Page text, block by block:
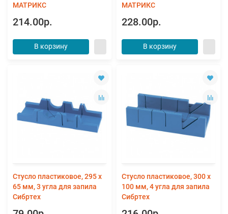
МАТРИКС
214.00р.
В корзину
МАТРИКС
228.00р.
В корзину
Стусло пластиковое, 295 х
65 мм, 3 угла для запила
Сибртех
Стусло пластиковое, 300 х
100 мм, 4 угла для запила
Сибртех